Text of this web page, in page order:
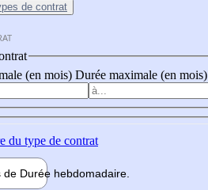
de contrat
(en mois) Durée maximale (en mois)
du type de contrat
de Durée hebdomadaire